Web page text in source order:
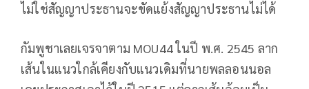
ไม่ใช่สัญญาประธานจะขัดแย้งสัญญาประธานไม่ได้
กัมพูชาเลยเจรจาตาม MOU44 ในปี พ.ศ. 2545 ลาก
เส้นในแนวใกล้เคียงกับแนวเดิมที่นายพลลอนนอล